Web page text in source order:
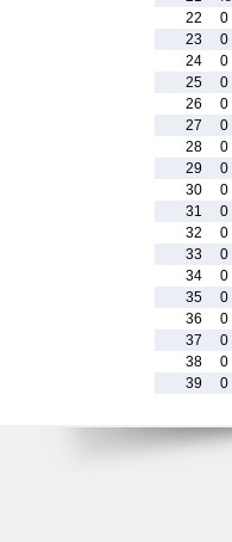
22
0
23
0
24
0
25
0
26
0
27
0
28
0
29
0
30
0
31
0
32
0
33
0
34
0
35
0
36
0
37
0
38
0
39
0